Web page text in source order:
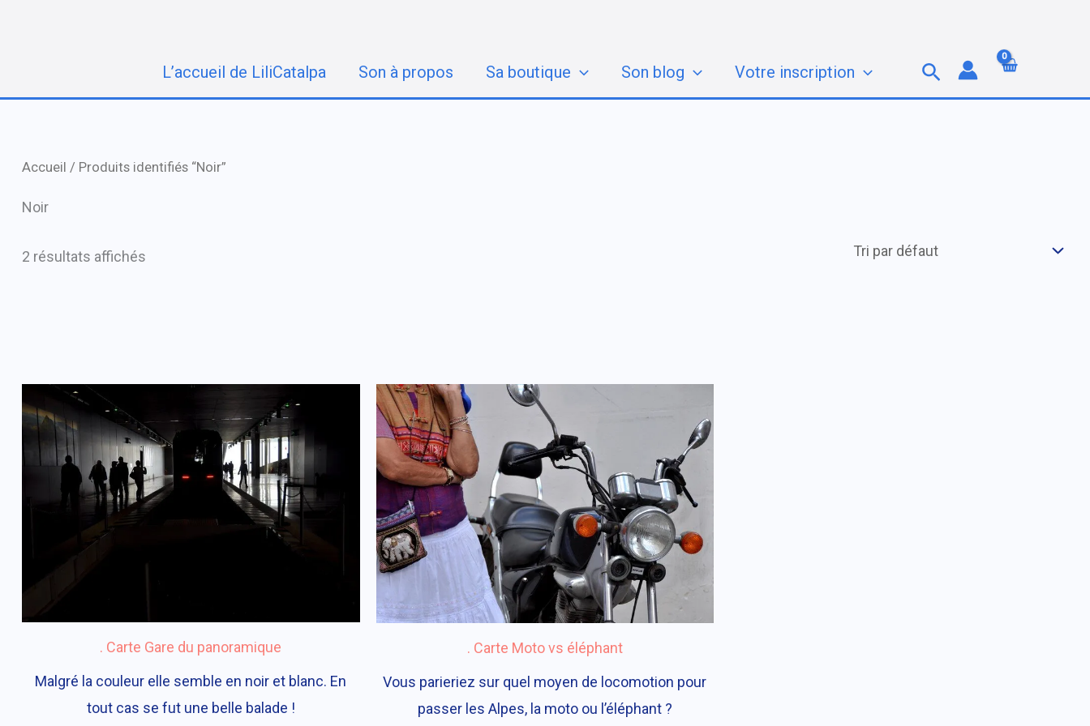
L’accueil de LiliCatalpa Son à propos Sa boutique Son blog Votre inscription Rechercher
Accueil / Produits identifiés “Noir”
Noir
2 résultats affichés
. Carte Gare du panoramique
Malgré la couleur elle semble en noir et blanc. En
tout cas se fut une belle balade !
. Carte Moto vs éléphant
Vous parieriez sur quel moyen de locomotion pour
passer les Alpes, la moto ou l’éléphant ?